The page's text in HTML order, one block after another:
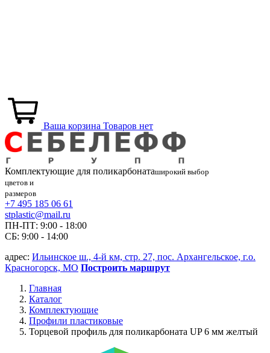
Ваша корзина Товаров нет
Комплектующие для поликарбонаташирокий выбор
цветов и
размеров
+7 495 185 06 61
stplastic@mail.ru
ПН-ПТ: 9:00 - 18:00
СБ: 9:00 - 14:00
адрес: Ильинское ш., 4-й км, стр. 27, пос. Архангельское, г.о.
Красногорск, МО Построить маршрут
Главная
Каталог
Комплектующие
Профили пластиковые
Торцевой профиль для поликарбоната UP 6 мм желтый